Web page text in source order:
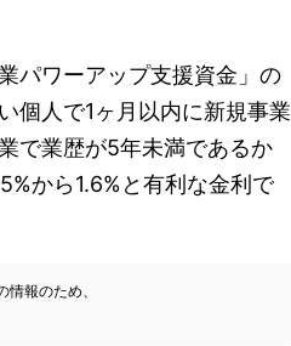
パワーアップ支援資金」の
個人で1ヶ月以内に新規事業
で業歴が5年未満であるか
から1.6%と有利な金利で
報のため、